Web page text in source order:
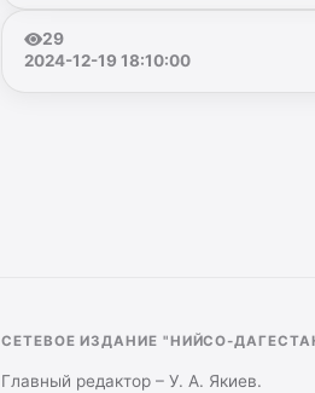
29
2024-12-19 18:10:00
СЕТЕВОЕ ИЗДАНИЕ "НИЙСО-
Главный редактор – У. А. Якиев.